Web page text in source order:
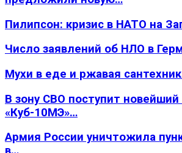
Пилипсон: кризис в НАТО на
Число заявлений об НЛО в
Мухи в еде и ржавая
В зону СВО поступит новейший
«Куб-10МЭ»…
Армия России уничтожила